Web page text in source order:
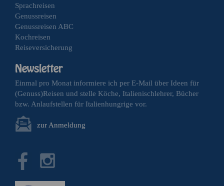
Sprachreisen
Genussreisen
Genussreisen ABC
Kochreisen
Reiseversicherung
Einmal pro Monat informiere ich per E-Mail über Ideen für
(Genuss)Reisen und stelle Köche, Italienischlehrer, Bücher
bzw. Anlaufstellen für Italienhungrige vor.
zur Anmeldung